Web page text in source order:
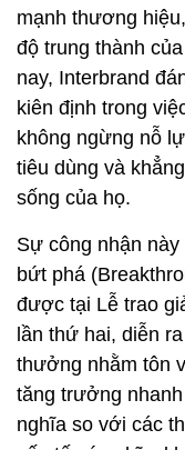
mạnh thương
độ trung thành
nay, Interbrand
kiên định trong
không ngừng nỗ
tiêu dùng và
sống của họ.
Sự công nhận
bứt phá
được tại Lễ trao
lần thứ hai, diễn
thưởng nhằm tôn
tăng trưởng
nghĩa so với các